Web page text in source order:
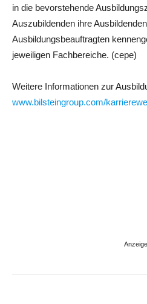
in die bevorstehende
Auszubildenden ihre
Ausbildungsbeauftragten
jeweiligen Fachbereiche. (cepe)
Weitere Informationen zur
www.bilsteingroup.com/